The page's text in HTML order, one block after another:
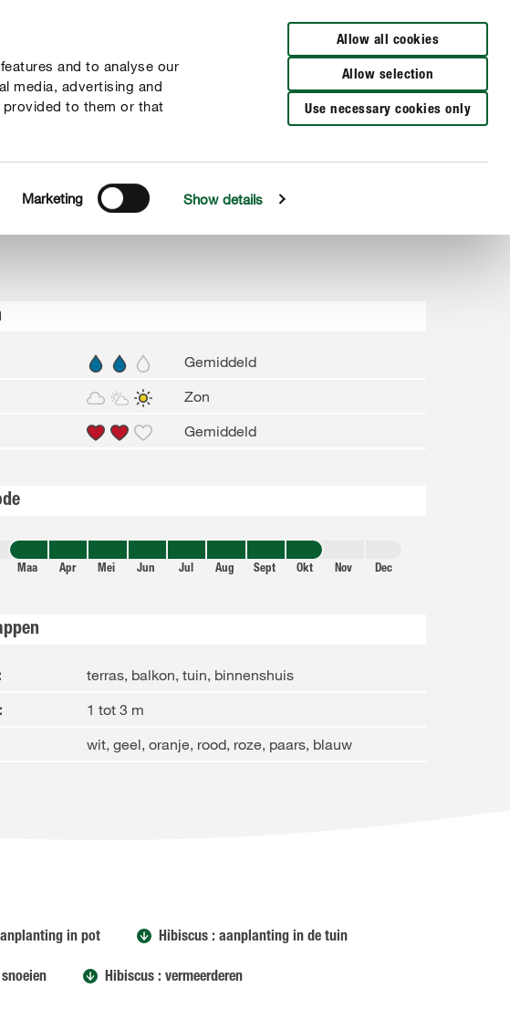
and to analyse our
media, advertising and
provided to them or that
Marketing Show details
Allow all cookies
Allow selection
Use necessary cookies only
Verkooppunten
Gemiddeld
Zon
Gemiddeld
Maa Apr Mei Jun Jul Aug Sept Okt Nov Dec
terras, balkon, tuin, binnenshuis
1 tot 3 m
wit, geel, oranje, rood, roze, paars, blauw
in pot Hibiscus : aanplanting in de tuin
Hibiscus : vermeerderen